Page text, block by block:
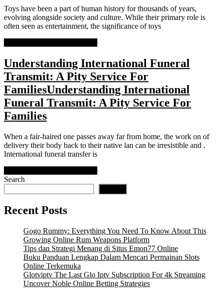
Toys have been a part of human history for thousands of years,
evolving alongside society and culture. While their primary role is
often seen as entertainment, the significance of toys
Understanding International Funeral
Transmit: A Pity Service For
FamiliesUnderstanding International
Funeral Transmit: A Pity Service For
Families
When a fair-haired one passes away far from home, the work on of
delivery their body back to their native lan can be irresistible and .
International funeral transfer is
Search
Recent Posts
Gogo Rummy: Everything You Need To Know About This
Growing Online Rum Weapons Platform
Tips dan Strategi Menang di Situs Emon77 Online
Buku Panduan Lengkap Dalam Mencari Permainan Slots
Online Terkemuka
Glotviptv The Last Glo Iptv Subscription For 4k Streaming
Uncover Noble Online Betting Strategies